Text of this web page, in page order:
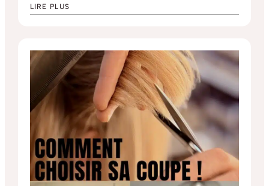
LIRE PLUS